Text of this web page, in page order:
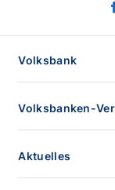
Volksbank
Volksbanken-
Aktuelles